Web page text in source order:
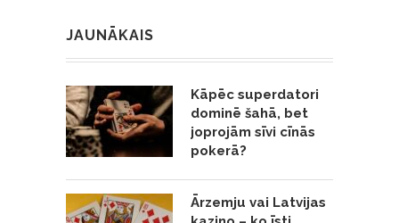
JAUNĀKAIS
Kāpēc superdatori
dominē šahā, bet
joprojām sīvi cīnās
pokerā?
Ārzemju vai Latvijas